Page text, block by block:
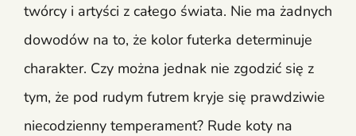
twórcy i artyści z całego świata. Nie ma żadnych
dowodów na to, że kolor futerka determinuje
charakter. Czy można jednak nie zgodzić się z
tym, że pod rudym futrem kryje się prawdziwie
niecodzienny temperament? Rude koty na